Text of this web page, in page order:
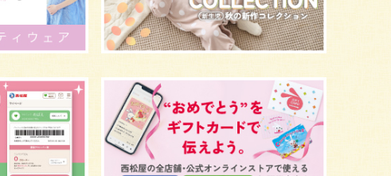
持ち物 あせも 汗
エアコン 適切温度 帽子
授乳 チャイルドシート
予防接種 お祝い ケーキ
生後3カ月 妊活 ベビー服